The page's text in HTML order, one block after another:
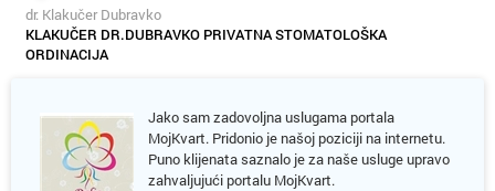
dr. Klakučer Dubravko
KLAKUČER DR.DUBRAVKO PRIVATNA STOMATOLOŠKA
ORDINACIJA
Jako sam zadovoljna uslugama portala
MojKvart. Pridonio je našoj poziciji na internetu.
Puno klijenata saznalo je za naše usluge upravo
zahvaljujući portalu MojKvart.